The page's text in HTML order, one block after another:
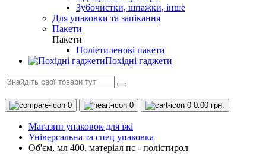
Зубочистки, шпажки, інше
Для упаковки та запікання
Пакети
Пакети
Поліетиленові пакети
Похідні гаджети
0 0 0 0.00 грн.
Магазин упаковок для їжі
Універсальна та спец упаковка
Об'єм, мл 400. матеріал пс - полістирол